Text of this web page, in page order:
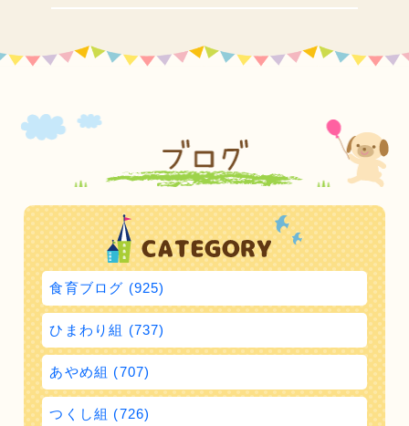
食育ブログ (925)
ひまわり組 (737)
あやめ組 (707)
つくし組 (726)